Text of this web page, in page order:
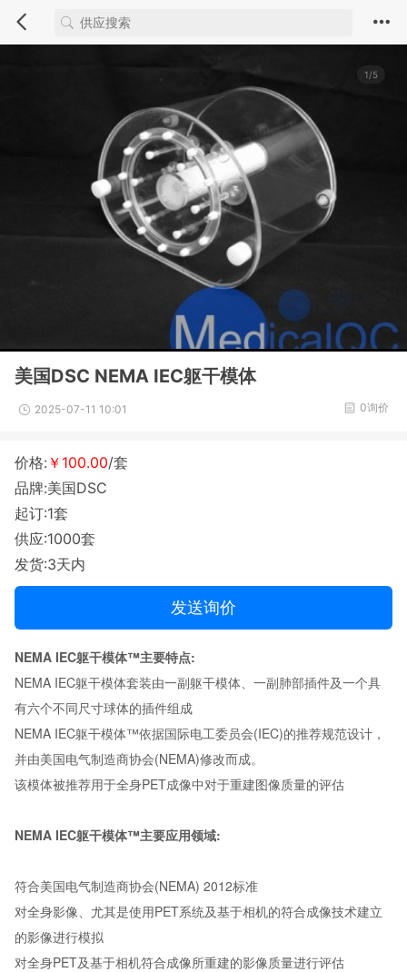
1/5
美国DSC NEMA IEC躯干模体
2025-07-11 10:01 0询价
价格: ￥100.00/套
品牌:美国DSC
起订:1套
供应:1000套
发货:3天内
发送询价
NEMA IEC躯干模体™主要特点:
NEMA IEC躯干模体套装由一副躯干模体、一副肺部插件及一个具
有六个不同尺寸球体的插件组成
NEMA IEC躯干模体™依据国际电工委员会(IEC)的推荐规范设计，
并由美国电气制造商协会(NEMA)修改而成。
该模体被推荐用于全身PET成像中对于重建图像质量的评估
NEMA IEC躯干模体™主要应用领域:
符合美国电气制造商协会(NEMA) 2012标准
对全身影像、尤其是使用PET系统及基于相机的符合成像技术建立
的影像进行模拟
对全身PET及基于相机符合成像所重建的影像质量进行评估